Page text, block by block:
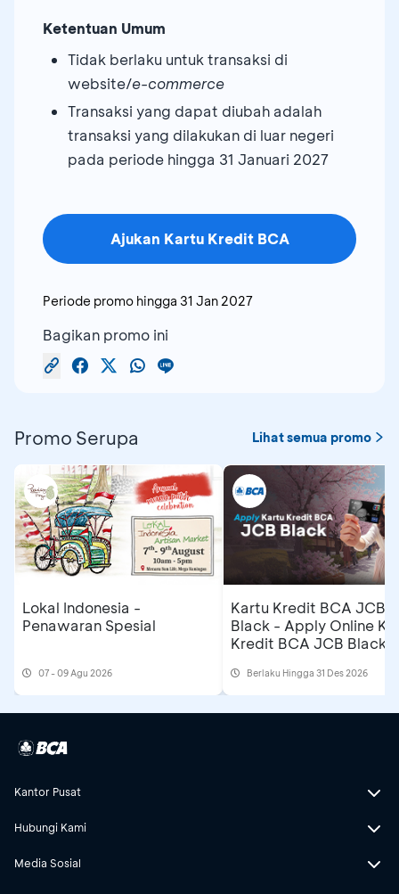
Ketentuan Umum
Tidak berlaku untuk transaksi di
website/e-commerce
Transaksi yang dapat diubah adalah
transaksi yang dilakukan di luar negeri
pada periode hingga 31 Januari 2027
Ajukan Kartu Kredit BCA
Periode promo hingga 31 Jan 2027
Bagikan promo ini
Promo Serupa Lihat semua promo
Lokal Indonesia -
Penawaran Spesial
07 - 09 Agu 2026
Kartu Kredit BCA JCB
Black - Apply Online
Kredit BCA JCB Black
Rp500 Ribu
Berlaku Hingga 31 Des 2026
Kantor Pusat
Hubungi Kami
Media Sosial